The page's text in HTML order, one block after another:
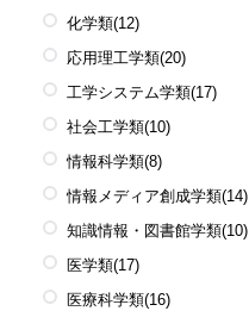
化学類(12)
応用理工学類(20)
工学システム学類(17)
社会工学類(10)
情報科学類(8)
情報メディア創成学類(14)
知識情報・図書館学類(10)
医学類(17)
医療科学類(16)